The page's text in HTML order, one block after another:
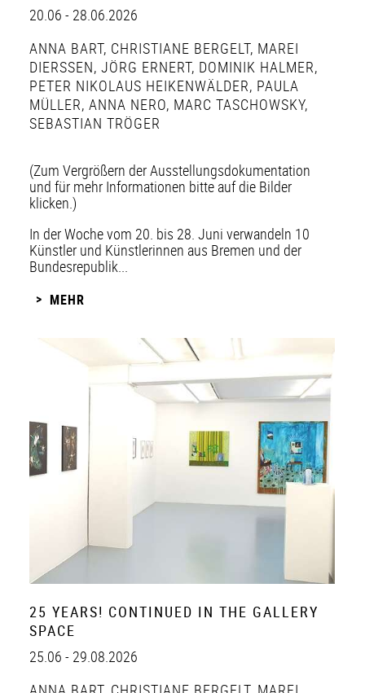
20.06 - 28.06.2026
ANNA BART, CHRISTIANE BERGELT, MAREI
DIERSSEN , JÖRG ERNERT, DOMINIK HALMER,
PETER NIKOLAUS HEIKENWÄLDER, PAULA
MÜLLER, ANNA NERO, MARC TASCHOWSKY,
SEBASTIAN TRÖGER
(Zum Vergrößern der Ausstellungsdokumentation
und für mehr Informationen bitte auf die Bilder
klicken.)
In der Woche vom 20. bis 28. Juni verwandeln 10
Künstler und Künstlerinnen aus Bremen und der
Bundesrepublik...
MEHR
25 YEARS! CONTINUED IN THE GALLERY
SPACE
25.06 - 29.08.2026